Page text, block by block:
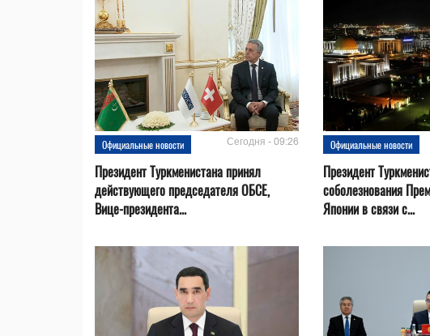
Официальные новости Сегодня - 09:26
Президент Туркменистана принял
действующего председателя ОБСЕ,
Вице-президента...
Официальные новости
Президент
соболезнования
Японии в связи с...